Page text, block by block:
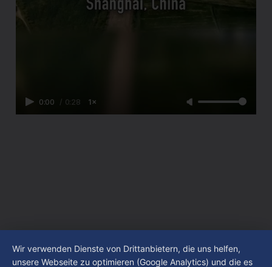
0:00 / 0:28 1×
Wir verwenden Dienste von Drittanbietern, die uns helfen,
unsere Webseite zu optimieren (Google Analytics) und die es